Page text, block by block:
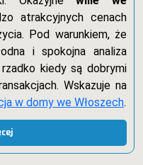
atrakcyjnych cenach
Pod warunkiem, że
i spokojna analiza
kiedy są dobrymi
Wskazuje na
w domy we Włoszech.